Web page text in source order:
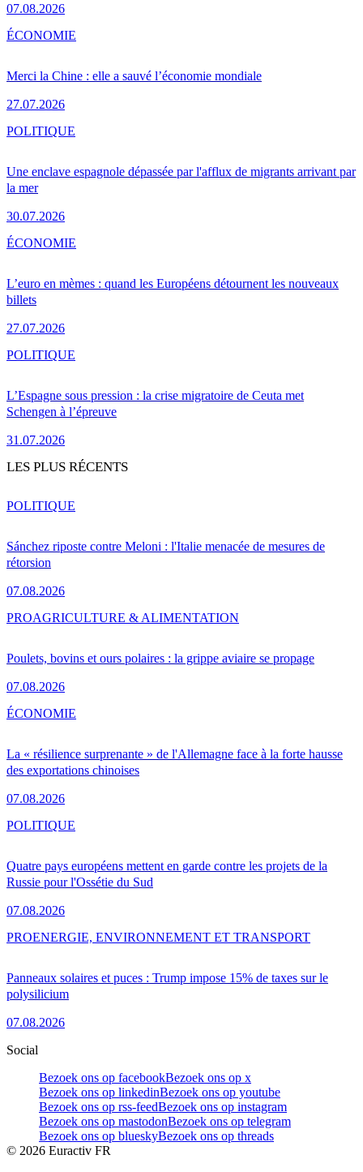
07.08.2026
Merci la Chine : elle a sauvé l’économie mondiale
27.07.2026
ÉCONOMIE
Une enclave espagnole dépassée par l'afflux de migrants arrivant par
la mer
30.07.2026
POLITIQUE
L’euro en mèmes : quand les Européens détournent les nouveaux
billets
27.07.2026
ÉCONOMIE
L’Espagne sous pression : la crise migratoire de Ceuta met
Schengen à l’épreuve
31.07.2026
POLITIQUE
LES PLUS RÉCENTS
Sánchez riposte contre Meloni : l'Italie menacée de mesures de
rétorsion
07.08.2026
POLITIQUE
Poulets, bovins et ours polaires : la grippe aviaire se propage
07.08.2026
PROAGRICULTURE & ALIMENTATION
La « résilience surprenante » de l'Allemagne face à la forte hausse
des exportations chinoises
07.08.2026
ÉCONOMIE
Quatre pays européens mettent en garde contre les projets de la
Russie pour l'Ossétie du Sud
07.08.2026
POLITIQUE
Panneaux solaires et puces : Trump impose 15% de taxes sur le
polysilicium
07.08.2026
PROENERGIE, ENVIRONNEMENT ET TRANSPORT
Social
Bezoek ons op facebookBezoek ons op x
Bezoek ons op linkedinBezoek ons op youtube
Bezoek ons op rss-feedBezoek ons op instagram
Bezoek ons op mastodonBezoek ons op telegram
Bezoek ons op blueskyBezoek ons op threads
© 2026 Euractiv FR